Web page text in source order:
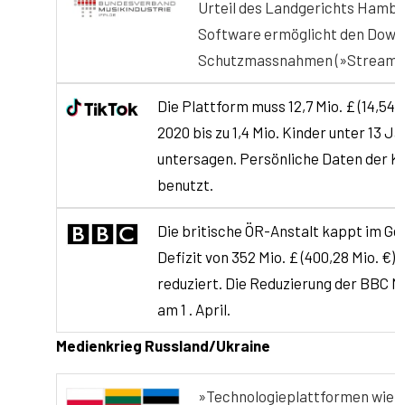
Urteil des Landgerichts
Software ermöglicht den
Schutzmassnahmen
Die Plattform muss 12,7 Mio. £
2020 bis zu 1,4 Mio. Kinder unter
untersagen. Persönliche Daten der
benutzt.
Die britische ÖR-Anstalt kappt im
Defizit von 352 Mio. £ (400,28 Mio.
reduziert. Die Reduzierung der
am 1 . April.
Medienkrieg Russland/Ukraine
»Technologieplattformen